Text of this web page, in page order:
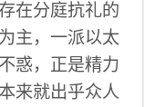
在分庭抗礼的
主，一派以太
惑，正是精力
来就出乎众人